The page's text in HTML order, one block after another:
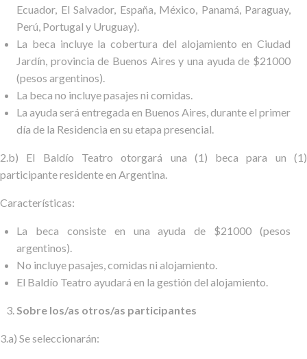
Ecuador, El Salvador, España, México, Panamá, Paraguay,
Perú, Portugal y Uruguay).
La beca incluye la cobertura del alojamiento en Ciudad
Jardín, provincia de Buenos Aires y una ayuda de $21000
(pesos argentinos).
La beca no incluye pasajes ni comidas.
La ayuda será entregada en Buenos Aires, durante el primer
día de la Residencia en su etapa presencial.
2.b) El Baldío Teatro otorgará una (1) beca para un (1)
participante residente en Argentina.
Características:
La beca consiste en una ayuda de $21000 (pesos
argentinos).
No incluye pasajes, comidas ni alojamiento.
El Baldío Teatro ayudará en la gestión del alojamiento.
Sobre los/as otros/as participantes
3.a) Se seleccionarán: